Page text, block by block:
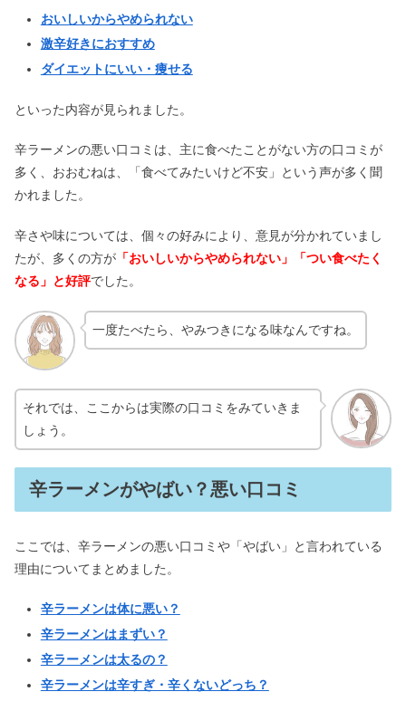
ら飲める？カロリー栄養成分まとめ
冷凍ブルーベリーは体に悪い？効果・
豚肉の消費期限｜腐ると臭い？酸っぱ
い匂いや変色は大丈夫？
おいしいからやめられない
激辛好きにおすすめ
ダイエットにいい・痩せる
といった内容が見られました。
辛ラーメンの悪い口コミは、主に食べたことがない方の口コミが
多く、おおむねは、「食べてみたいけど不安」という声が多く聞
かれました。
辛さや味については、個々の好みにより、意見が分かれていまし
たが、多くの方が 「おいしいからやめられない」「つい食べたく
なる」と好評でした。
一度たべたら、やみつきになる味なんですね。
それでは、ここからは実際の口コミをみていきま
しょう。
辛ラーメンがやばい？悪い口コミ
ここでは、辛ラーメンの悪い口コミや「やばい」と言われている
理由についてまとめました。
辛ラーメンは体に悪い？
辛ラーメンはまずい？
辛ラーメンは太るの？
辛ラーメンは辛すぎ・辛くないどっち？